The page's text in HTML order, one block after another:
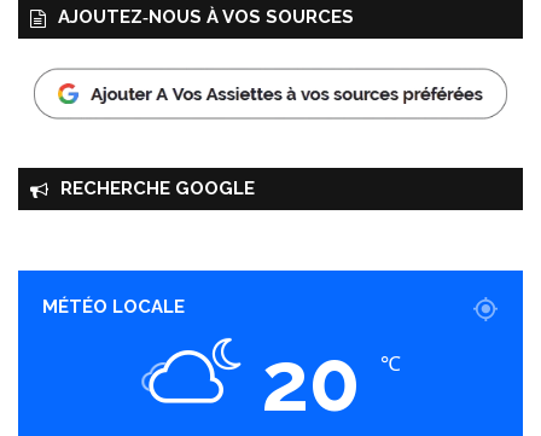
AJOUTEZ‑NOUS À VOS SOURCES
RECHERCHE GOOGLE
MÉTÉO LOCALE
20 ℃